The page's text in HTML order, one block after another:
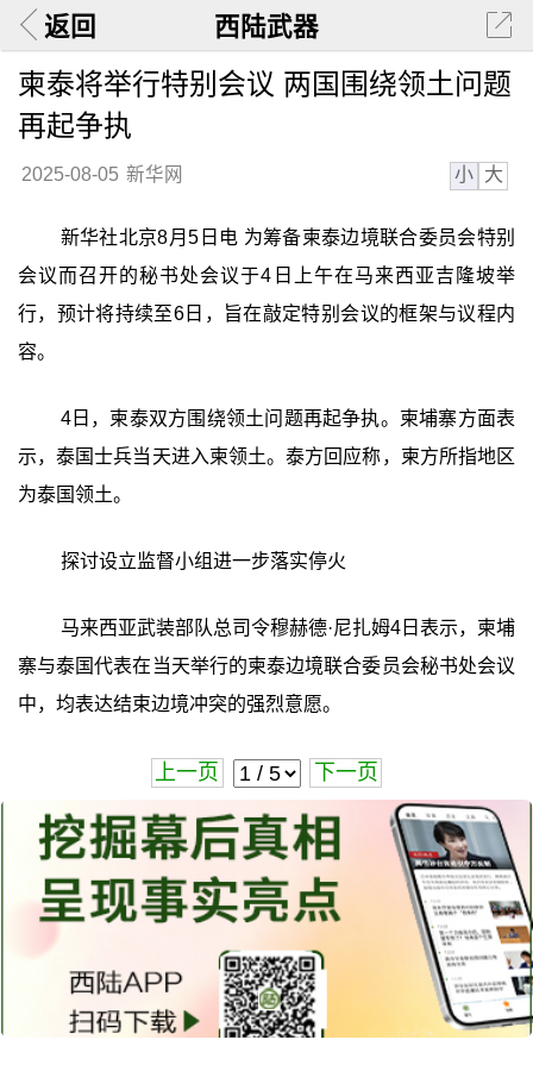
返回 西陆武器
柬泰将举行特别会议 两国围绕领土问题
再起争执
2025-08-05 新华网 小 大
新华社北京8月5日电 为筹备柬泰边境联合委员会特别
会议而召开的秘书处会议于4日上午在马来西亚吉隆坡举
行，预计将持续至6日，旨在敲定特别会议的框架与议程内
容。
4日，柬泰双方围绕领土问题再起争执。柬埔寨方面表
示，泰国士兵当天进入柬领土。泰方回应称，柬方所指地区
为泰国领土。
探讨设立监督小组进一步落实停火
马来西亚武装部队总司令穆赫德·尼扎姆4日表示，柬埔
寨与泰国代表在当天举行的柬泰边境联合委员会秘书处会议
中，均表达结束边境冲突的强烈意愿。
上一页 下一页